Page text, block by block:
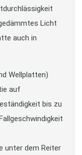
Licht
auch in
Wellplatten)
auf
bis zu
unter dem Reiter